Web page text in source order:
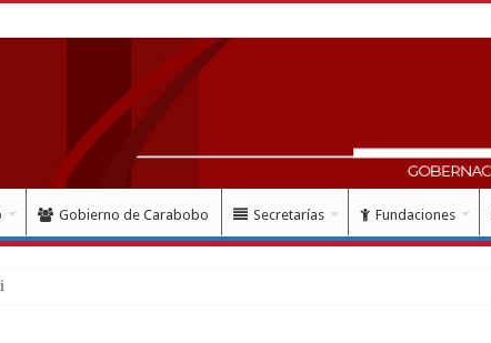
Gobierno de Carabobo Secretarías Fundaciones
despliegue de salud con ins